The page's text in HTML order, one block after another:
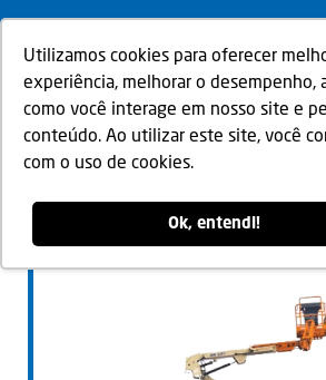
Utilizamos cookies para oferecer
experiência, melhorar o desempenho,
como você interage em nosso site e
conteúdo. Ao utilizar este site, você
com o uso de cookies.
Ok, entendi!
Voltar